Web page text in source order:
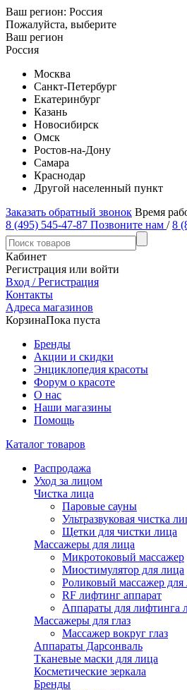
Ваш регион: Россия
Пожалуйста, выберите
Ваш регион
Россия
Москва
Санкт-Петербург
Екатеринбург
Казань
Новосибирск
Омск
Ростов-на-Дону
Самара
Краснодар
Другой населенный пункт
Заказать обратный звонок Время
8 (495) 545-47-87 Позвоните нам / 8
Кабинет
Регистрация или войти
Вход / Регистрация
Контакты
Адреса магазинов
КорзинаПока пуста
Бренды
Акции и скидки
Энциклопедия красоты
Форум о красоте
О нас
Наши магазины
Помощь
Каталог товаров
Распродажа
Уход за лицом
Чистка лица
Паровые сауны
Ультразвуковая чистка
Щетки для чистки лица
Массажеры для лица
Микротоковый массажер
Миостимулятор для лица
Роликовый массажер для
RF лифтинг аппарат
Аппараты для лифтинга
Массажеры для глаз
Массажер вокруг глаз
Аппараты Дарсонваль
Тканевые маски для лица
Косметические зеркала
Бренды